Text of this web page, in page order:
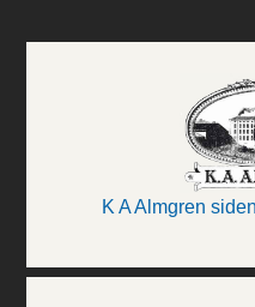
K A Almgren